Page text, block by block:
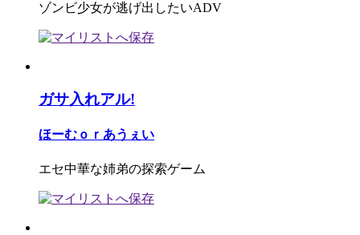
ゾンビ少女が逃げ出したいADV
ガサ入れアル!
ほーむｏｒあうぇい
エセ中華な姉弟の探索ゲーム